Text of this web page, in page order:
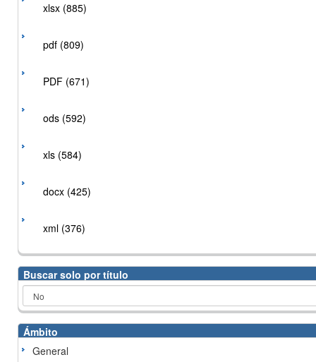
xlsx (885)
pdf (809)
PDF (671)
ods (592)
xls (584)
docx (425)
xml (376)
Buscar solo por título
Ámbito
General